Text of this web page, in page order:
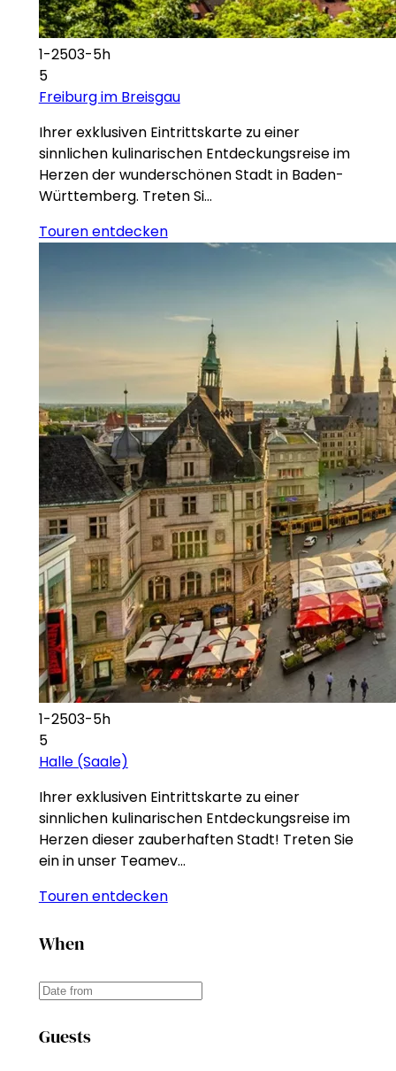
1-2503-5h
5
Freiburg im Breisgau
Ihrer exklusiven Eintrittskarte zu einer
sinnlichen kulinarischen Entdeckungsreise im
Herzen der wunderschönen Stadt in Baden-
Württemberg. Treten Si…
Touren entdecken
1-2503-5h
5
Halle (Saale)
Ihrer exklusiven Eintrittskarte zu einer
sinnlichen kulinarischen Entdeckungsreise im
Herzen dieser zauberhaften Stadt! Treten Sie
ein in unser Teamev…
Touren entdecken
When
Guests